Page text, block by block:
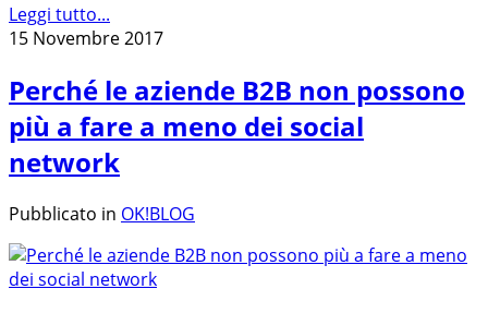
Leggi tutto...
15 Novembre 2017
Perché le aziende B2B non possono
più a fare a meno dei social
network
Pubblicato in OK!BLOG